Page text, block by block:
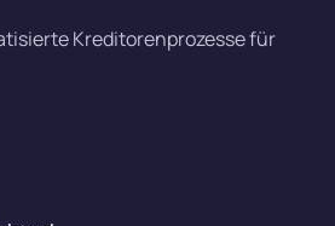
Kreditorenprozesse für